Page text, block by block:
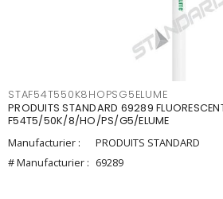
STAF54T550K8HOPSG5ELUME
PRODUITS STANDARD 69289
F54T5/50K/8/HO/PS/G5/ELUME
Manufacturier :
PRODUITS STANDARD
# Manufacturier : 69289